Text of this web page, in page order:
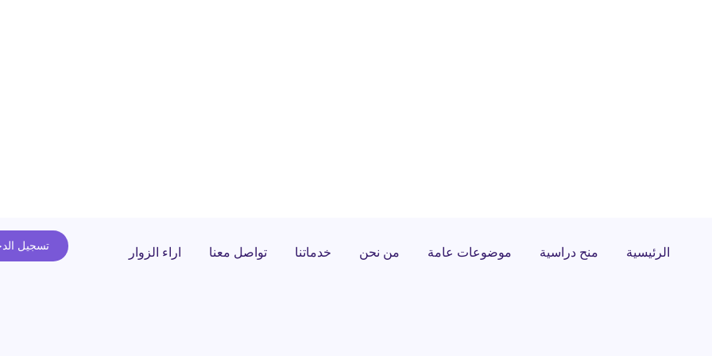
تسجيل الرئيسية منح دراسية موضوعات عامة من نحن خدماتنا تواصل معنا اراء الزوار